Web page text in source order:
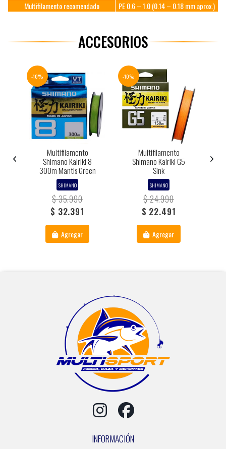
Multifilamento recomendado
PE 0.6 – 1.0 (0.14 – 0.18 mm aprox.)
ACCESORIOS
-10%
Multifilamento
Shimano Kairiki 8
300m Mantis Green
SHIMANO
$ 35.990
$ 32.391
Agregar
-10%
Multifilamento
Shimano Kairiki G5
Sink
SHIMANO
$ 24.990
$ 22.491
Agregar
INFORMACIÓN